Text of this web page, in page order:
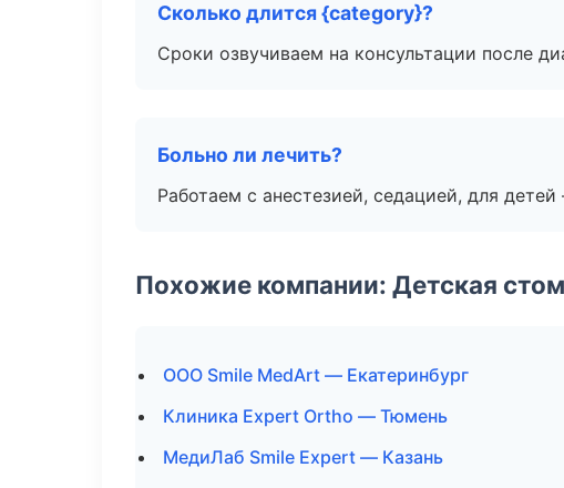
Сколько длится {category}?
Сроки озвучиваем на консультации после
Больно ли лечить?
Работаем с анестезией, седацией, для
Похожие компании: Детская
ООО Smile MedArt — Екатеринбург
Клиника Expert Ortho — Тюмень
МедиЛаб Smile Expert — Казань